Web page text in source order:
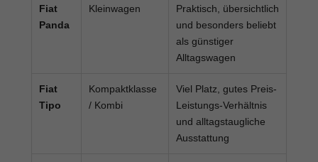
Fiat
Panda
Kleinwagen
Praktisch, übersichtlich
und besonders beliebt
als günstiger
Alltagswagen
Fiat
Tipo
Kompaktklasse
/ Kombi
Viel Platz, gutes Preis-
Leistungs-Verhältnis
und alltagstaugliche
Ausstattung